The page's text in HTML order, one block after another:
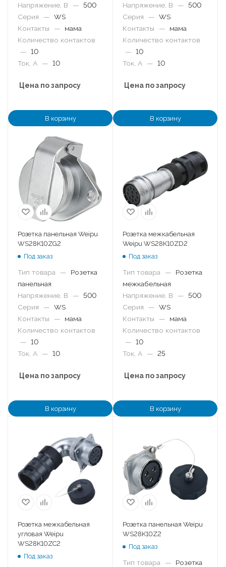
Напряжение, В
— 500
Серия
— WS
Контакты
—
мама
Количество контактов
— 10
Ток, А
— 10
Цена по запросу
В корзину
Напряжение, В
— 500
Серия
— WS
Контакты
—
мама
Количество контактов
— 10
Ток, А
— 10
Цена по запросу
В корзину
Розетка панельная Weipu
WS28K10ZG2
Под заказ
Тип товара —
Розетка
панельная
Напряжение, В
— 500
Серия
— WS
Контакты
—
мама
Количество контактов
— 10
Ток, А
— 10
Цена по запросу
В корзину
Розетка межкабельная
Weipu WS28K10ZD2
Под заказ
Тип товара —
Розетка
межкабельная
Напряжение, В
— 500
Серия
— WS
Контакты
—
мама
Количество контактов
— 10
Ток, А
— 25
Цена по запросу
В корзину
Розетка межкабельная
угловая Weipu
WS28K10ZC2
Под заказ
Розетка панельная Weipu
WS28K10Z2
Под заказ
Тип товара —
Розетка